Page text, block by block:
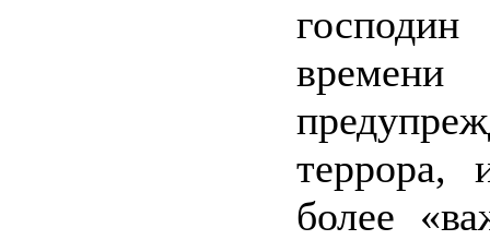
террора,
более